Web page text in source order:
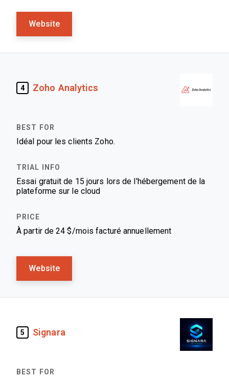
Website
4 Zoho Analytics
Idéal pour les clients Zoho.
Essai gratuit de 15 jours lors de l'hébergement de la
plateforme sur le cloud
À partir de 24 $/mois facturé annuellement
Website
5 Signara